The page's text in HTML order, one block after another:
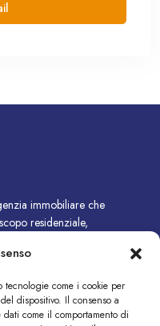
tecnologie come i cookie per
dispositivo. Il consenso a
come il comportamento di
immobiliare che
residenziale,
(PA)